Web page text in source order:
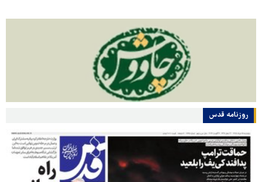
روزنامه قدس